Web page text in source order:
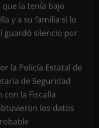
la tenía bajo
y a su familia si lo
guardó silencio por
la Policía Estatal de
de Seguridad
con la Fiscalía
los datos